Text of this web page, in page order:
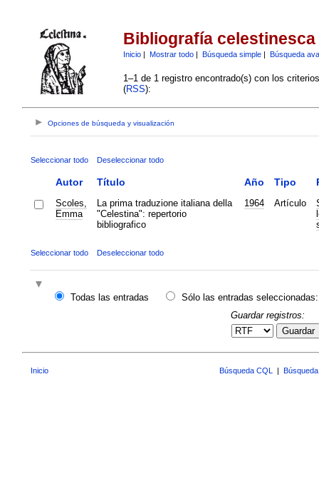
Bibliografía celestinesca
Inicio| Mostrar todo| Búsqueda simple| Búsqueda
1–1 de 1 registro encontrado(s) con los
(RSS):
Opciones de búsqueda y visualización
Seleccionar todo Deseleccionar todo
Autor Título Año Tipo
Scoles,
Emma
La prima traduzione italiana della
"Celestina": repertorio
bibliografico
1964 Artículo
Seleccionar todo Deseleccionar todo
Todas las entradas
Sólo las entradas seleccionadas:
Guardar registros:
Guardar
Inicio Búsqueda CQL